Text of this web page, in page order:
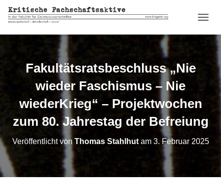
A
U
M
S
Fakultätsratsbeschluss „Nie
wieder Faschismus – Nie
wiederKrieg“ – Projektwochen
zum 80. Jahrestag der Befreiung
Veröffentlicht von Thomas Stahlhutam 3. Februar 2025